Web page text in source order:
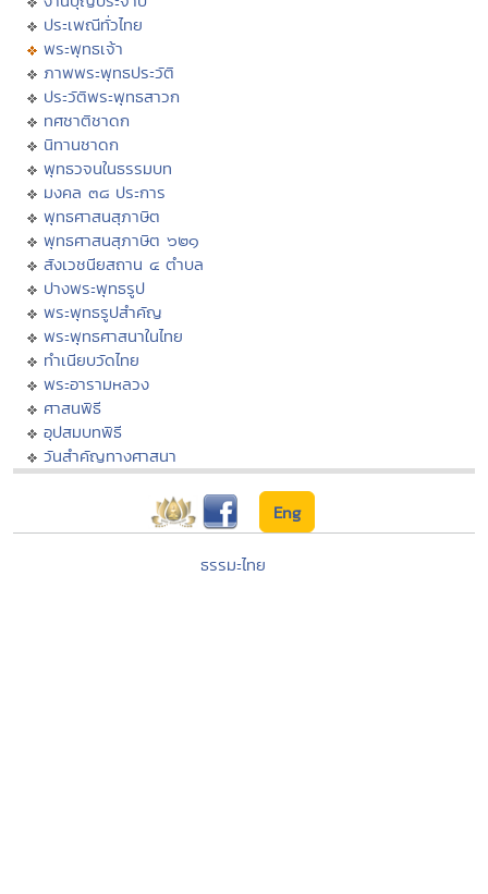
ประเพณีทั่วไทย
พระพุทธเจ้า
ภาพพระพุทธประวัติ
ประวัติพระพุทธสาวก
ทศชาติชาดก
นิทานชาดก
พุทธวจนในธรรมบท
มงคล ๓๘ ประการ
พุทธศาสนสุภาษิต
พุทธศาสนสุภาษิต ๖๒๑
สังเวชนียสถาน ๔ ตำบล
ปางพระพุทธรูป
พระพุทธรูปสำคัญ
พระพุทธศาสนาในไทย
ทำเนียบวัดไทย
พระอารามหลวง
ศาสนพิธี
อุปสมบทพิธี
วันสำคัญทางศาสนา
Eng
ธรรมะไทย